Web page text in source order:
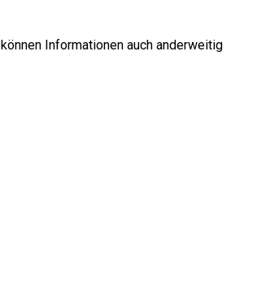
Informationen auch anderweitig